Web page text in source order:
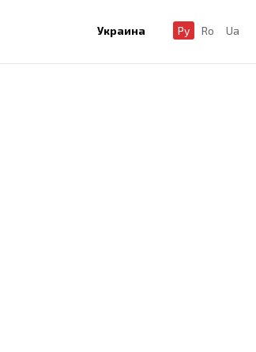
Украина Ру Ro Ua